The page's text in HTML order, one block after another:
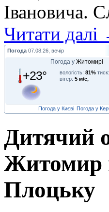
Івановича.
Читати далі
Погода 07.08.26, вечір
Погода у Житомирі
+23° вологість: 81% тиск:
вітер: 5 м/с,
Погода у Києві Погода у
Дитячий
Житомир
Плоцьку